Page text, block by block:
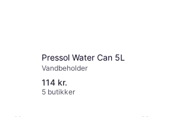
Pressol Water Can 5L
Vandbeholder
114 kr.
5 butikker